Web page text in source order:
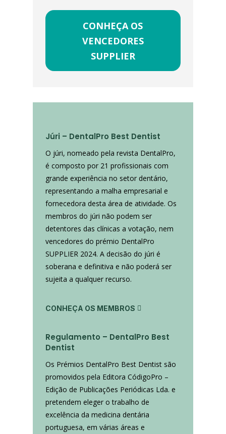
CONHEÇA OS
VENCEDORES
SUPPLIER
Júri – DentalPro Best Dentist
O júri, nomeado pela revista DentalPro,
é composto por 21 profissionais com
grande experiência no setor dentário,
representando a malha empresarial e
fornecedora desta área de atividade. Os
membros do júri não podem ser
detentores das clínicas a votação, nem
vencedores do prémio DentalPro
SUPPLIER 2024. A decisão do júri é
soberana e definitiva e não poderá ser
sujeita a qualquer recurso.
CONHEÇA OS MEMBROS
Regulamento – DentalPro Best
Dentist
Os Prémios DentalPro Best Dentist são
promovidos pela Editora CódigoPro –
Edição de Publicações Periódicas Lda. e
pretendem eleger o trabalho de
excelência da medicina dentária
portuguesa, em várias áreas e